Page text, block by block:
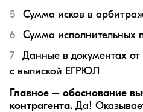
Сумма исков в
Сумма исполнительных
Данные в документах
с выпиской ЕГРЮЛ
Главное – обоснование
контрагента. Да!